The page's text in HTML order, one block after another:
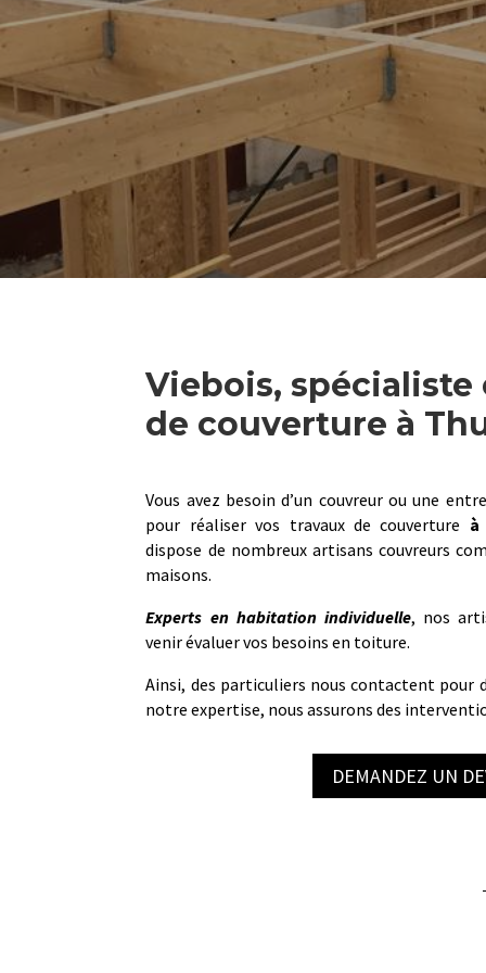
Viebois, spécialiste
de couverture à
Vous avez besoin d’un couvreur ou une
pour réaliser vos travaux de couverture à
dispose de nombreux artisans couvreurs
maisons.
Experts en habitation individuelle, nos
venir évaluer vos besoins en toiture.
Ainsi, des particuliers nous contactent pour
notre expertise, nous assurons des
DEMANDEZ UN